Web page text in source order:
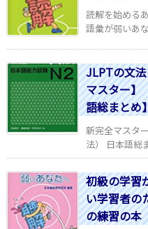
読解を始める
語彙が弱いあ
JLPTの文
マスター】
語総まとめ
新完全マスタ
法） 日本語総
初級の学習
い学習者の
の練習の本